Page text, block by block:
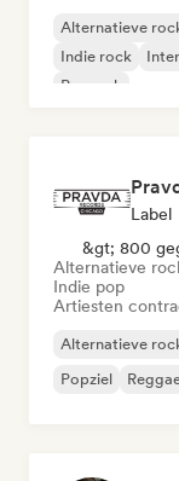
Alternatieve
Indie rock
Poprock
Label
&gt; 800
Alternatieve
Indie pop
Artiesten
Alternatieve
Popziel